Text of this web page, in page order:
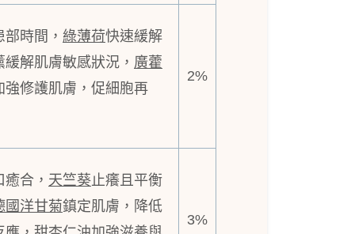
時間， 綠薄荷快速緩解
解肌膚敏感狀況， 廣藿
強修護肌膚，促細胞再
2%
合， 天竺葵止癢且平衡
國洋甘菊鎮定肌膚，降低
3%